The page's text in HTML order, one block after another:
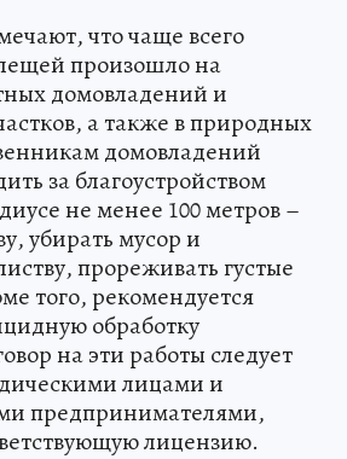
что чаще всего
произошло на
домовладений и
а также в природных
домовладений
за благоустройством
не менее 100 метров –
убирать мусор и
прореживать густые
того, рекомендуется
обработку
на эти работы следует
лицами и
предпринимателями,
лицензию.